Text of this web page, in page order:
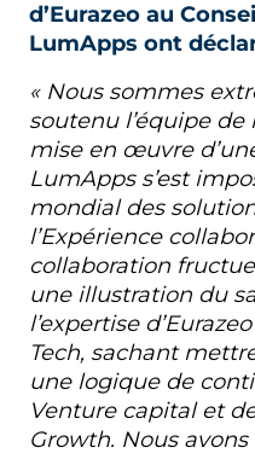
d’Eurazeo au
LumApps ont
« Nous sommes
soutenu l’équipe
mise en œuvre
LumApps s’est
mondial des
l’Expérience
collaboration
une illustration du
l’expertise
Tech, sachant
une logique de
Venture capital et
Growth. Nous